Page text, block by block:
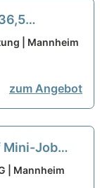
Gehalt
| Mannheim
zum Angebot
Mini-Job
| Mannheim